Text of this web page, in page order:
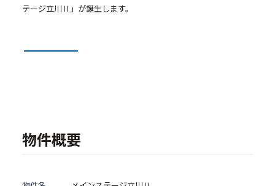
- オーナーズデータ
- 物件一覧
- リノベーション物件一覧
テージ立川Ⅱ」が誕生します。
物件概要